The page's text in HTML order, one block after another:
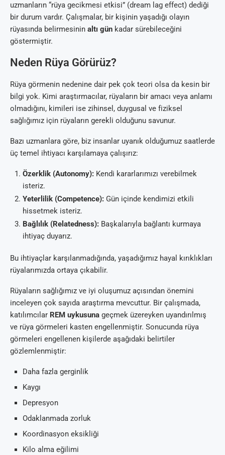
uzmanların “rüya gecikmesi etkisi” (dream lag effect) dediği
bir durum vardır. Çalışmalar, bir kişinin yaşadığı olayın
rüyasında belirmesinin altı gün kadar sürebileceğini
göstermiştir.
Neden Rüya Görürüz?
Rüya görmenin nedenine dair pek çok teori olsa da kesin bir
bilgi yok. Kimi araştırmacılar, rüyaların bir amacı veya anlamı
olmadığını, kimileri ise zihinsel, duygusal ve fiziksel
sağlığımız için rüyaların gerekli olduğunu savunur.
Bazı uzmanlara göre, biz insanlar uyanık olduğumuz saatlerde
üç temel ihtiyacı karşılamaya çalışırız:
Özerklik (Autonomy): Kendi kararlarımızı verebilmek
isteriz.
Yeterlilik (Competence): Gün içinde kendimizi etkili
hissetmek isteriz.
Bağlılık (Relatedness): Başkalarıyla bağlantı kurmaya
ihtiyaç duyarız.
Bu ihtiyaçlar karşılanmadığında, yaşadığımız hayal kırıklıkları
rüyalarımızda ortaya çıkabilir.
Rüyaların sağlığımız ve iyi oluşumuz açısından önemini
inceleyen çok sayıda araştırma mevcuttur. Bir çalışmada,
katılımcılar REM uykusuna geçmek üzereyken uyandırılmış
ve rüya görmeleri kasten engellenmiştir. Sonucunda rüya
görmeleri engellenen kişilerde aşağıdaki belirtiler
gözlemlenmiştir:
Daha fazla gerginlik
Kaygı
Depresyon
Odaklanmada zorluk
Koordinasyon eksikliği
Kilo alma eğilimi